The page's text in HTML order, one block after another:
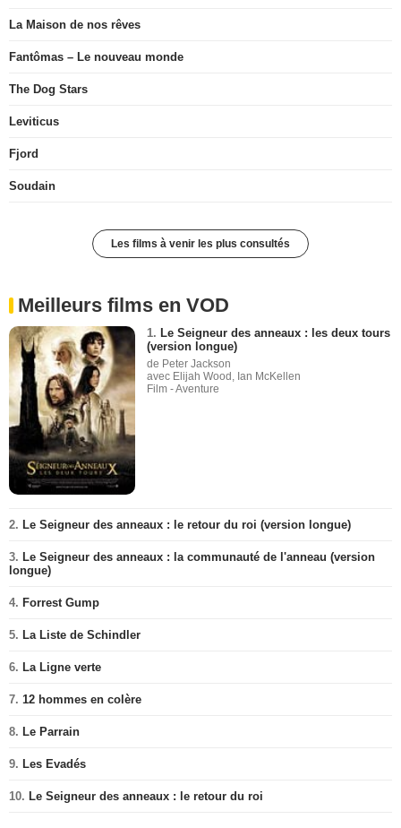
La Maison de nos rêves
Fantômas – Le nouveau monde
The Dog Stars
Leviticus
Fjord
Soudain
Les films à venir les plus consultés
Meilleurs films en VOD
1. Le Seigneur des anneaux : les deux tours
(version longue)
de Peter Jackson
avec Elijah Wood, Ian McKellen
Film - Aventure
2. Le Seigneur des anneaux : le retour du roi (version longue)
3. Le Seigneur des anneaux : la communauté de l'anneau (version
longue)
4. Forrest Gump
5. La Liste de Schindler
6. La Ligne verte
7. 12 hommes en colère
8. Le Parrain
9. Les Evadés
10. Le Seigneur des anneaux : le retour du roi